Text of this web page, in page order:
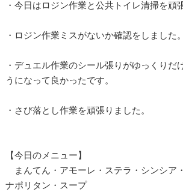
・今日はロジン作業と公共トイレ清掃を頑
・ロジン作業ミスがないか確認をしました。
・デュエル作業のシール張りがゆっくりだ
うになって良かったです。
・さび落とし作業を頑張りました。
【今日のメニュー】
まんてん・アモーレ・ステラ・シンシア
ナポリタン・スープ